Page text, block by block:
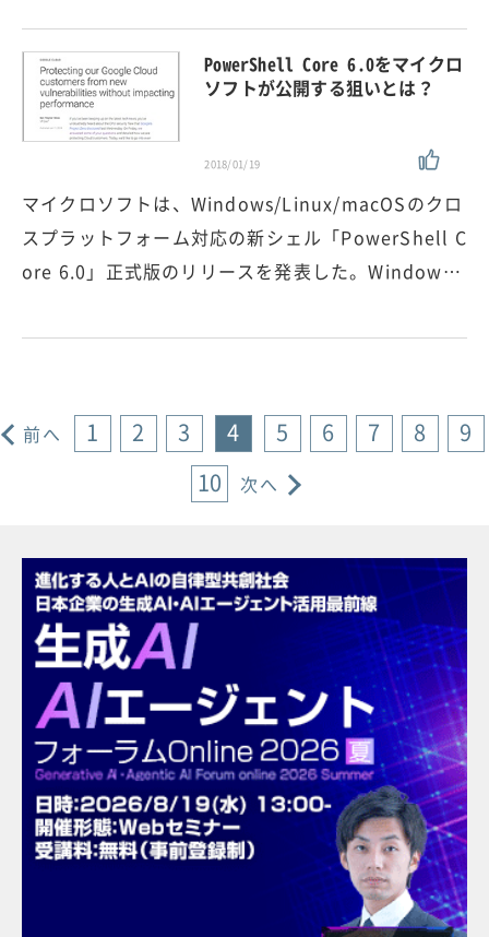
PowerShell Core 6.0をマイクロ
ソフトが公開する狙いとは？
2018/01/19
マイクロソフトは、Windows/Linux/macOSのクロ
スプラットフォーム対応の新シェル「PowerShell C
ore 6.0」正式版のリリースを発表した。Window…
前へ 1 2 3 4 5 6 7 8
9
10
次へ